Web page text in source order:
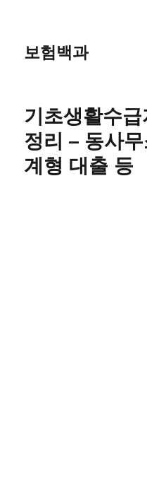
보험백과
기초생활수
정리 – 동사
계형 대출 등